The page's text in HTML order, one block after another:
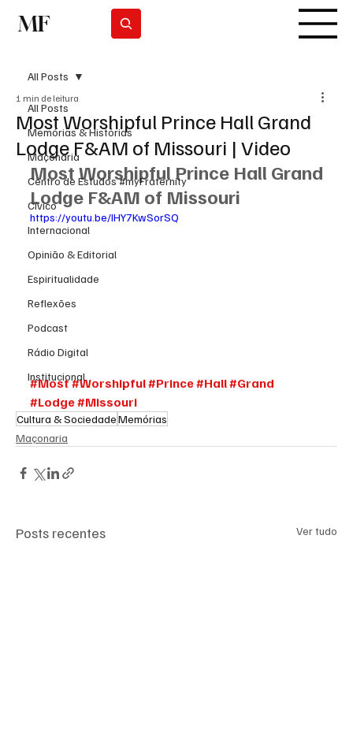
MF
All Posts
Memórias & Histórias
Maçonaria
Centro de Estudos #myFraternity
Cívico
Internacional
Opinião & Editorial
Espiritualidade
Reflexões
Podcast
Rádio Digital
Institucional
All Posts
Most Worshipful Prince Hall Grand
Lodge F&AM of Missouri | Video
1 min de leitura
Most Worshipful Prince Hall Grand
Lodge F&AM of Missouri
https://youtu.be/IHY7KwSorSQ
#Most#Worshipful#Prince#Hall#Grand
#Lodge#Missouri
Cultura & SociedadeMemórias
Maçonaria
Posts recentes Ver tudo